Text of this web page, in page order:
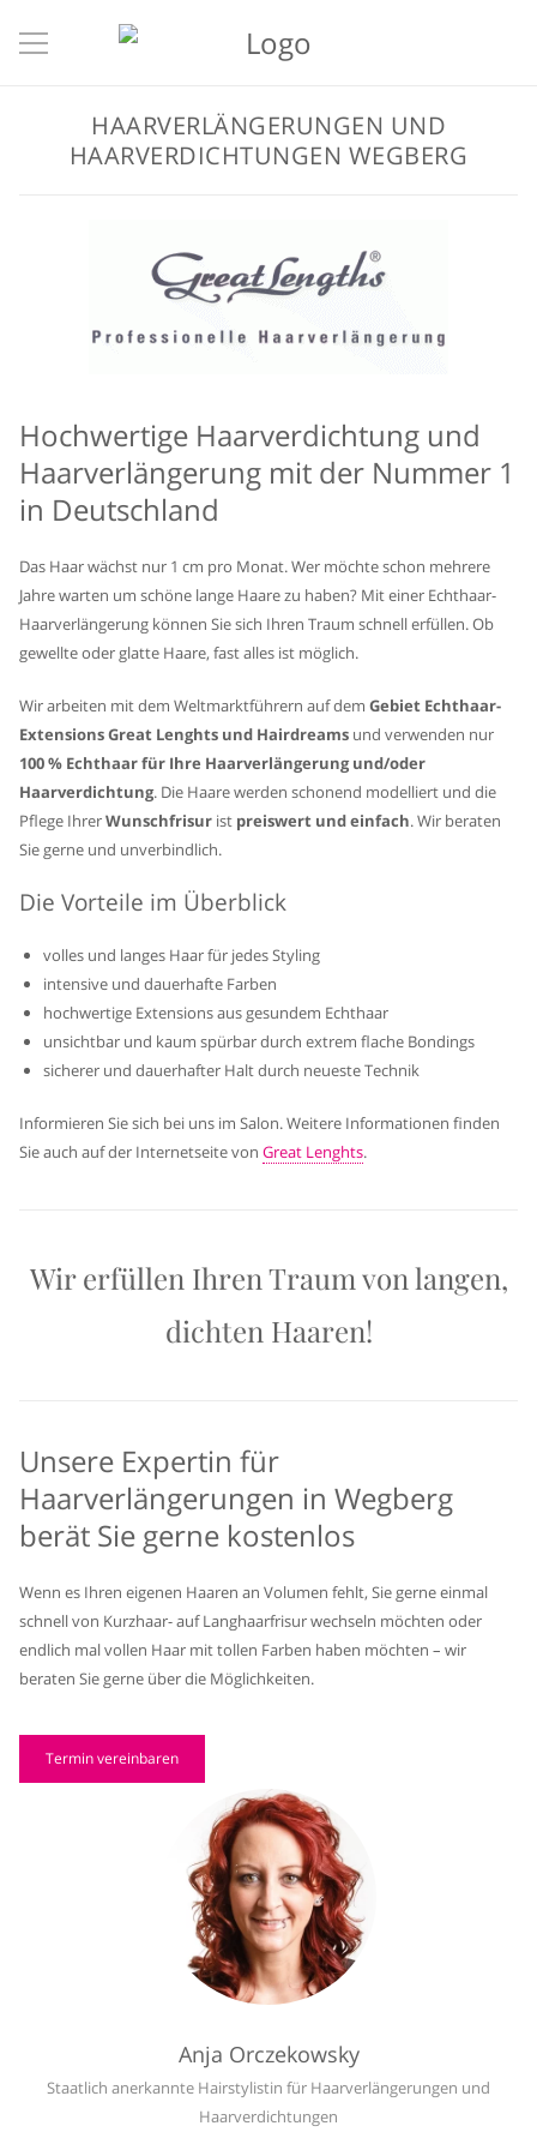
HAARVERLÄNGERUNGEN UND
HAARVERDICHTUNGEN WEGBERG
Hochwertige Haarverdichtung und
Haarverlängerung mit der Nummer 1
in Deutschland
Das Haar wächst nur 1 cm pro Monat. Wer möchte schon mehrere
Jahre warten um schöne lange Haare zu haben? Mit einer Echthaar-
Haarverlängerung können Sie sich Ihren Traum schnell erfüllen. Ob
gewellte oder glatte Haare, fast alles ist möglich.
Wir arbeiten mit dem Weltmarktführern auf dem Gebiet Echthaar-
Extensions GreatLenghts und Hairdreamsund verwenden nur
100 % Echthaar für Ihre Haarverlängerung und/oder
Haarverdichtung. Die Haare werden schonend modelliert und die
Pflege IhrerWunschfrisurist preiswert und einfach. Wir beraten
Sie gerne und unverbindlich.
Die Vorteile im Überblick
volles und langes Haar für jedes Styling
intensive und dauerhafte Farben
hochwertige Extensions aus gesundem Echthaar
unsichtbar und kaum spürbar durch extrem flache Bondings
sicherer und dauerhafter Halt durch neueste Technik
Informieren Sie sich bei uns im Salon. Weitere Informationen finden
Sie auch auf der Internetseite von Great Lenghts.
Wir erfüllen Ihren Traum von langen,
dichten Haaren!
Unsere Expertin für
Haarverlängerungen in Wegberg
berät Sie gerne kostenlos
Wenn es Ihren eigenen Haaren an Volumen fehlt, Sie gerne einmal
schnell von Kurzhaar- auf Langhaarfrisur wechseln möchten oder
endlich mal vollen Haar mit tollen Farben haben möchten – wir
beraten Sie gerne über die Möglichkeiten.
Termin vereinbaren
Anja Orczekowsky
Staatlich anerkannte Hairstylistin für Haarverlängerungen und
Haarverdichtungen